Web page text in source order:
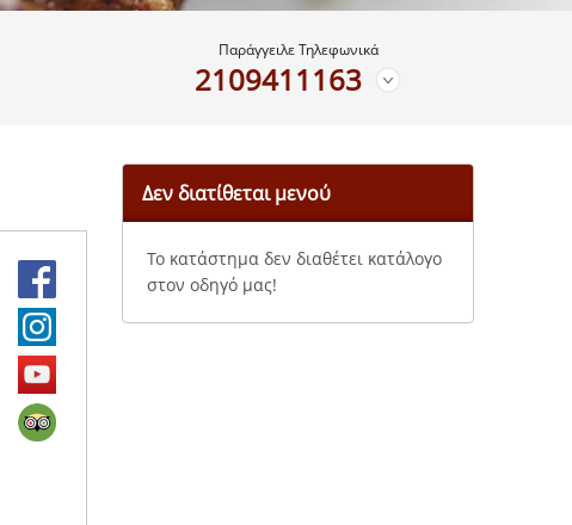
Παράγγειλε Τηλεφωνικά
2109411163
Δεν διατίθεται μενού
Το κατάστημα δεν διαθέτει κατάλογο
στον οδηγό μας!